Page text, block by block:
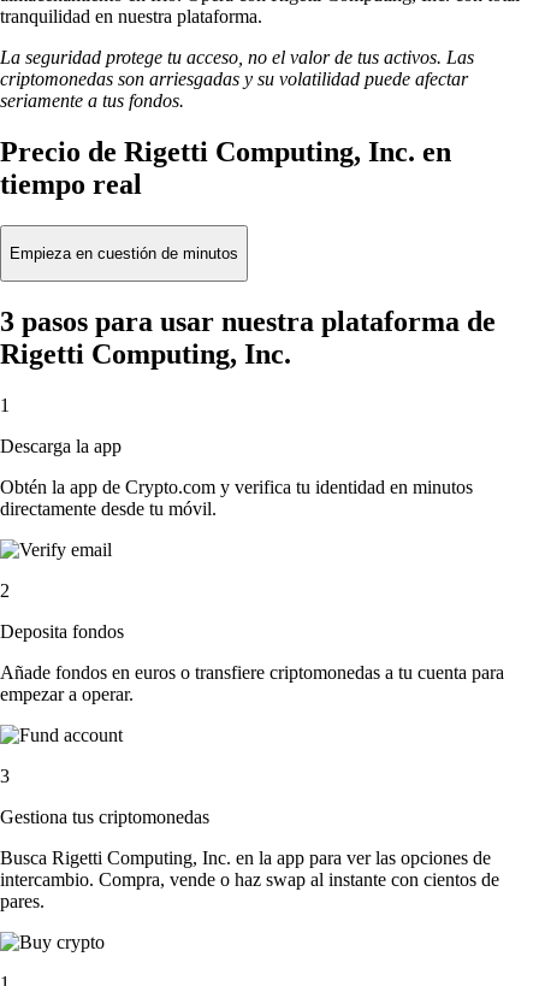
tranquilidad en nuestra plataforma.
La seguridad protege tu acceso, no el valor de tus activos. Las
criptomonedas son arriesgadas y su volatilidad puede afectar
seriamente a tus fondos.
Precio de Rigetti Computing, Inc. en
tiempo real
Empieza en cuestión de minutos
3 pasos para usar nuestra plataforma de
Rigetti Computing, Inc.
1
Descarga la app
Obtén la app de Crypto.com y verifica tu identidad en minutos
directamente desde tu móvil.
2
Deposita fondos
Añade fondos en euros o transfiere criptomonedas a tu cuenta para
empezar a operar.
3
Gestiona tus criptomonedas
Busca Rigetti Computing, Inc. en la app para ver las opciones de
intercambio. Compra, vende o haz swap al instante con cientos de
pares.